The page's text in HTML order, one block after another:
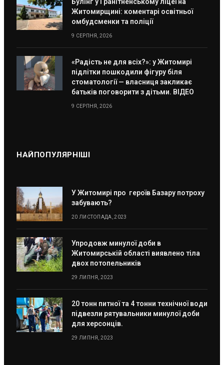
Житомирщині: коментарі освітньої
омбудсменки та поліції
9 СЕРПНЯ, 2026
«Радість не для всіх?»: у Житомирі
підлітки пошкодили фігуру біля
стоматології — власниця закликає
батьків поговорити з дітьми. ВІДЕО
9 СЕРПНЯ, 2026
НАЙПОПУЛЯРНІШІ
У Житомирі про героїв Базару потроху
забувають?
20 ЛИСТОПАДА, 2023
Упродовж минулої доби в
Житомирській області виявлено тіла
двох потопельників
29 ЛИПНЯ, 2023
20 тонн питної та 4 тонни технічної води
підвезли рятувальники минулої доби
для херсонців.
29 ЛИПНЯ, 2023